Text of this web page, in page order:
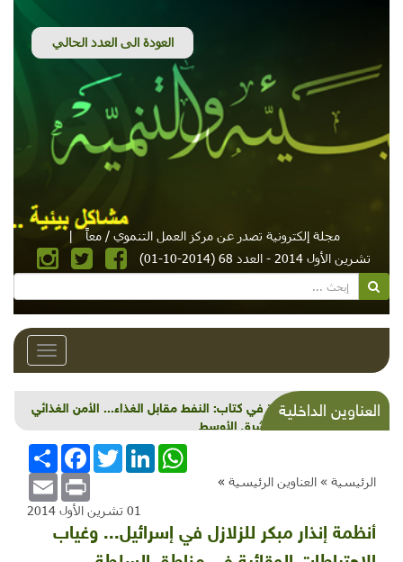
مجلة إلكترونية تصدر عن مركز العمل التنموي / معاً
|
تشرين الأول 2014 - العدد 68 (2014-10-01)
Toggle
العناوين الداخليةقراءة في كتاب: النفط مقابل الغذاء... الأمن الغذائي
في الشرق الأوسط
الرئيسية » العناوين الرئيسية »
انشر
FacebookTwitterLinkedInWhatsApp
Email Print
01 تشرين الأول 2014
أنظمة إنذار مبكر للزلازل في إسرائيل... وغياب